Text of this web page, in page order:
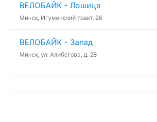
ВЕЛОБАЙК - Лошица
Минск, Игуменский тракт, 26
ВЕЛОБАЙК - Запад
Минск, ул. Алибегова, д. 28